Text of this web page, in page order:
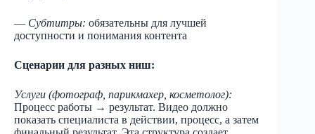
— Субтитры: обязательны для лучшей
доступности и понимания контента
Сценарии для разных ниш:
Услуги (фотограф, парикмахер, косметолог):
Процесс работы → результат. Видео должно
показать специалиста в действии, процесс, а затем